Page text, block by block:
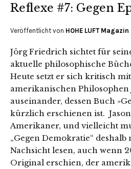
Reflexe #7: Gegen
Veröffentlicht von HOHE LUFT Magazin
Jörg Friedrich sichtet für
aktuelle philosophische
Heute setzt er sich kritisch
amerikanischen Philosophen
auseinander, dessen Buch
kürzlich erschienen ist.
Amerikaner, und vielleicht
„Gegen Demokratie“
Nachsicht lesen, auch wenn
Original erschien, der